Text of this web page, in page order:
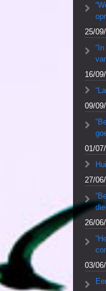
25/
16/
09/
01/
27/
26/
03/